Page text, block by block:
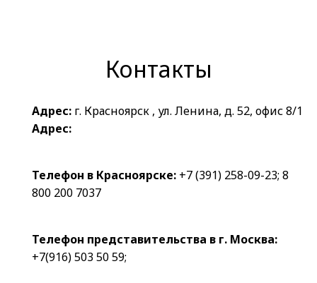
Контакты
Адрес: г. Красноярск , ул. Ленина, д. 52, офис 8/1
Адрес:
Телефон в Красноярске: +7 (391) 258-09-23; 8
800 200 7037
Телефон представительства в г. Москва:
+7(916) 503 50 59;